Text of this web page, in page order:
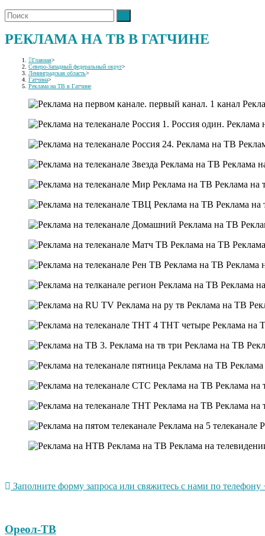
РЕКЛАМА НА ТВ В ГАТЧИНЕ
Главная>
Северо-Западный федеральный округ>
Ленинградская область>
Гатчина>
Реклама на ТВ в Гатчине
Заполните форму запроса или свяжитесь с нами по
Ореол-ТВ